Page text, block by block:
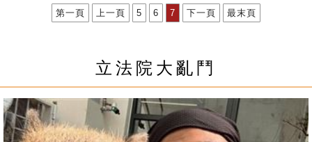
第一頁 上一頁 5 6 7 下一頁 最末頁
立法院大亂鬥